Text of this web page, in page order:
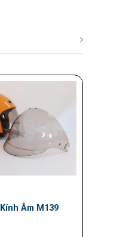
Kính Âm M139